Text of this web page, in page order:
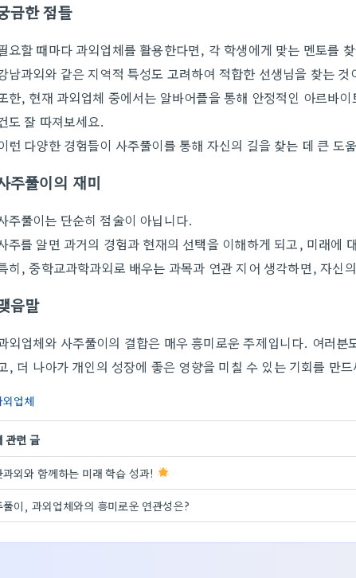
금한 점들
요할 때마다 과외업체를 활용한다면, 각 학생에게 맞는 멘토를
남과외와 같은 지역적 특성도 고려하여 적합한 선생님을 찾는 것
한, 현재 과외업체 중에서는 알바어플을 통해 안정적인 아르바
도 잘 따져보세요.
런 다양한 경험들이 사주풀이를 통해 자신의 길을 찾는 데 큰 도
주풀이의 재미
주풀이는 단순히 점술이 아닙니다.
주를 알면 과거의 경험과 현재의 선택을 이해하게 되고, 미래에
히, 중학교과학과외로 배우는 과목과 연관 지어 생각하면, 자신
음말
외업체와 사주풀이의 결합은 매우 흥미로운 주제입니다. 여러
, 더 나아가 개인의 성장에 좋은 영향을 미칠 수 있는 기회를 만
외업체
관련 글
과외와 함께하는 미래 학습 성과!
풀이, 과외업체와의 흥미로운 연관성은?